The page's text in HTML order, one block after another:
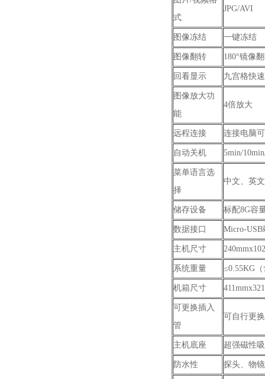
式
JPG/AVI
图像冻结 一键冻结
图像翻转 180°镜像
回看显示 九宫格快
图像放大功
能
4倍放大
远程连接 连接电脑
自动关机 5min/
菜单语言选
择
中文、英
储存设备 标配8G容
数据接口 Micro-
主机尺寸
系统重量 ≤0.55KG
机箱尺寸
可更换插入
管
可自行更
主机底座 超强磁性
防水性 探头、物